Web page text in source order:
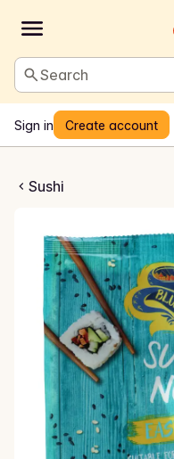
Search
Sign in Create account
Sushi
Nori